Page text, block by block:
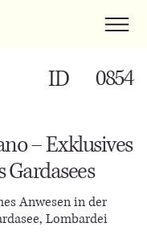
– Exklusives
Anwesen in der
Lombardei
ID 0854